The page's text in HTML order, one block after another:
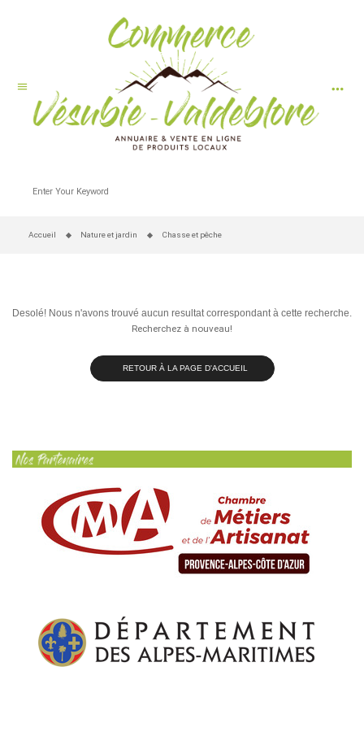
menu more_horiz
Accueil Nature et jardin Chasse et pêche
Desolé! Nous n'avons trouvé aucun resultat correspondant à cette recherche.
Recherchez à nouveau!
RETOUR À LA PAGE D'ACCUEIL